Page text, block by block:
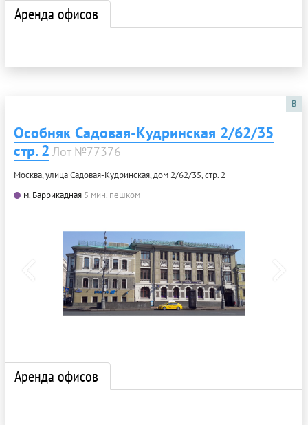
Аренда офисов
B
Особняк Садовая-Кудринская 2/62/35
стр. 2 Лот №77376
Москва, улица Садовая-Кудринская, дом 2/62/35, стр. 2
м. Баррикадная 5 мин. пешком
Аренда офисов